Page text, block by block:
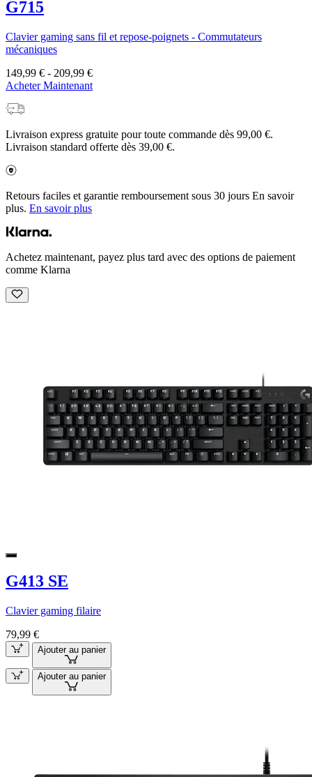
G715
Clavier gaming sans fil et repose-poignets - Commutateurs
mécaniques
149,99 € - 209,99 €
Acheter Maintenant
Livraison express gratuite pour toute commande dès 99,00 €.
Livraison standard offerte dès 39,00 €.
Retours faciles et garantie remboursement sous 30 jours En savoir
plus. En savoir plus
Achetez maintenant, payez plus tard avec des options de paiement
comme Klarna
G413 SE
Clavier gaming filaire
79,99 €
Ajouter au panier
Ajouter au panier